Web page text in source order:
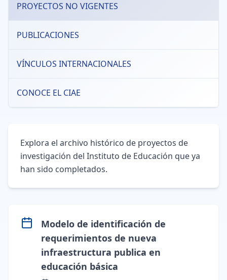
PROYECTOS NO VIGENTES
PUBLICACIONES
VÍNCULOS INTERNACIONALES
CONOCE EL CIAE
Explora el archivo histórico de proyectos de
investigación del Instituto de Educación que ya
han sido completados.
Modelo de identificación de
requerimientos de nueva
infraestructura publica en
educación básica